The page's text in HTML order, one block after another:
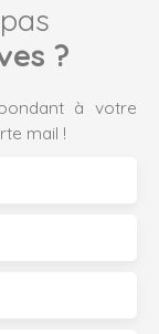
?
à votre
mail !